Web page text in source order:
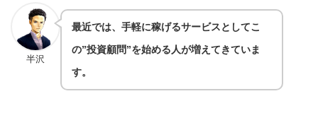
半沢
最近では、手軽に稼げるサービス としてこ
の”投資顧問”を始める人が増えてきていま
す。